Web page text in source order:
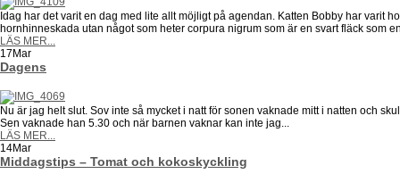
Idag har det varit en dag med lite allt möjligt på agendan. Katten Bobby har varit
hornhinneskada utan något som heter corpura nigrum som är en svart fläck som
LÄS MER...
17 Mar
Dagens
Nu är jag helt slut. Sov inte så mycket i natt för sonen vaknade mitt i natten och
Sen vaknade han 5.30 och när barnen vaknar kan inte jag...
LÄS MER...
14Mar
Middagstips – Tomat och kokoskyckling